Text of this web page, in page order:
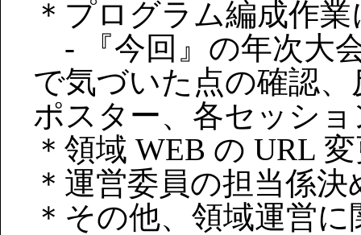
＊プログラム編成作
- 『今回』の年次大
で気づいた点の確認
ポスター、各セッシ
＊領域 WEB の URL
＊運営委員の担当係決
＊その他、領域運営